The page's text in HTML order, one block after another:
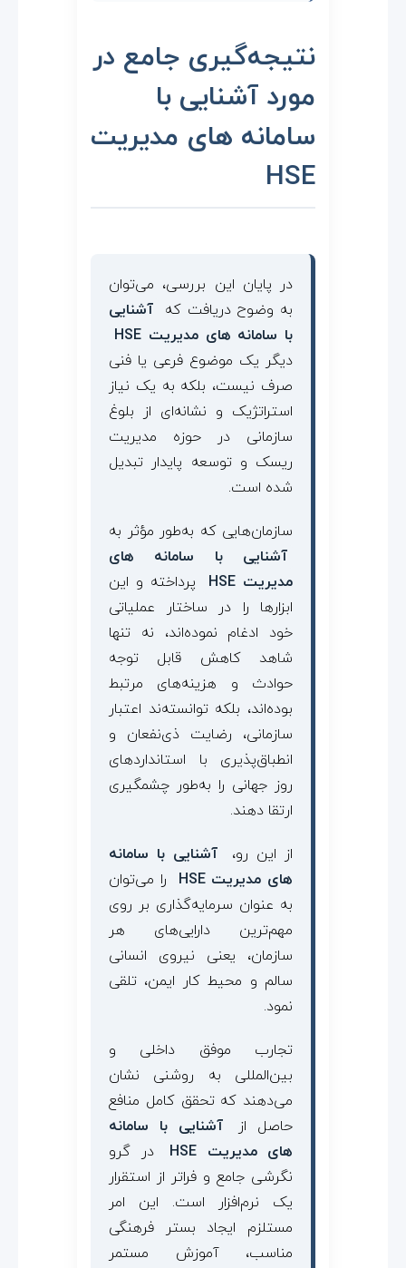
نتیجه‌گیری جامع در
مورد آشنایی با
سامانه های مدیریت
HSE
در پایان این بررسی، می‌توان
به وضوح دریافت که
آشنایی
با سامانه های مدیریت HSE
دیگر یک موضوع فرعی یا فنی
صرف نیست، بلکه به یک نیاز
استراتژیک و نشانه‌ای از بلوغ
سازمانی در حوزه مدیریت
ریسک و توسعه پایدار تبدیل
شده است.
سازمان‌هایی که به‌طور مؤثر به
آشنایی با سامانه های
مدیریت HSE
پرداخته و این
ابزارها را در ساختار عملیاتی
خود ادغام نموده‌اند، نه تنها
شاهد کاهش قابل توجه
حوادث و هزینه‌های مرتبط
بوده‌اند، بلکه توانسته‌ند اعتبار
سازمانی، رضایت ذی‌نفعان و
انطباق‌پذیری با استانداردهای
روز جهانی را به‌طور چشمگیری
ارتقا دهند.
از این رو،
آشنایی با سامانه
های مدیریت HSE
را می‌توان
به عنوان سرمایه‌گذاری بر روی
مهم‌ترین دارایی‌های هر
سازمان، یعنی نیروی انسانی
سالم و محیط کار ایمن، تلقی
نمود.
تجارب موفق داخلی و
بین‌المللی به روشنی نشان
می‌دهند که تحقق کامل منافع
حاصل از
آشنایی با سامانه
های مدیریت HSE
در گرو
نگرشی جامع و فراتر از استقرار
یک نرم‌افزار است. این امر
مستلزم ایجاد بستر فرهنگی
مناسب، آموزش مستمر